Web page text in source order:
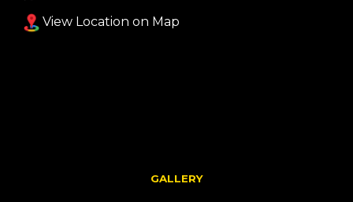
View Location on Map
GALLERY